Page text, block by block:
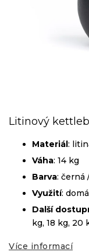
Litinový
Materiál:
Váha: 14 kg
Barva: černá
Využití:
Další
kg, 18 kg, 20
Více informací